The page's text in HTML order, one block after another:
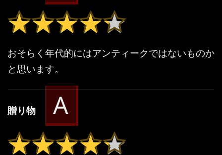
★★★★★
★★★★★
おそらく年代的にはアンティークではないものか
と思います。
贈り物 A
★★★★★
★★★★★